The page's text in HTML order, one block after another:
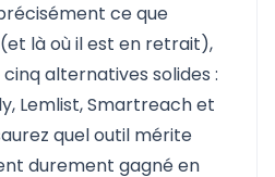
ce que
là où il est en retrait),
alternatives solides :
Lemlist, Smartreach et
quel outil mérite
durement gagné en